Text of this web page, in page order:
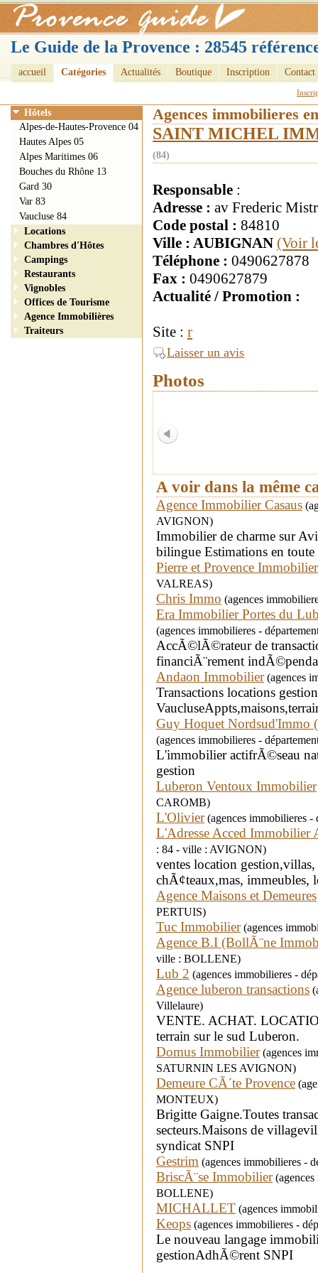
Le Guide de la Provence : 28545
accueil Catégories Actualités Boutique Inscription Contact
Agences immobilieres
SAINT MICHEL
(84)
Responsable :
Adresse : av Frederic
Code postal : 84810
Ville : AUBIGNAN (Voir
Téléphone : 0490627878
Fax : 0490627879
Actualité / Promotion :
Site : r
Laisser un avis
Photos
A voir dans la même
Agence Immobilier Casaus
AVIGNON)
Immobilier de charme sur
bilingue Estimations en
Pierre et Provence Immobilier
VALREAS)
Chris Immo (agences
Era Immobilier Portes du
(agences immobilieres -
AccÃ©lÃ©rateur de
financiÃ¨rement
Andaon Immobilier(agences
Transactions locations
Guy Hoquet
(agences immobilieres -
L'immobilier actifrÃ©seau
gestion
Luberon Ventoux Immobilier
CAROMB)
L'Olivier(agences immobilieres
L'Adresse Acced Immobilier
: 84 - ville : AVIGNON)
ventes location
chÃ¢teaux,mas, immeubles,
Agence Maisons et Demeures
PERTUIS)
Tuc Immobilier(agences
Agence B.I (BollÃ¨ne
ville : BOLLENE)
Lub 2 (agences immobilieres -
Agence luberon transactions
Villelaure)
VENTE. ACHAT.
terrain sur le sud Luberon.
Domus Immobilier(agences
SATURNIN LES AVIGNON)
Demeure CÃ´te Provence
MONTEUX)
Brigitte Gaigne.Toutes
secteurs.Maisons de
syndicat SNPI
Gestrim (agences immobilieres -
BriscÃ¨se Immobilier(agences
BOLLENE)
MICHALLET (agences
Keops (agences immobilieres -
Le nouveau langage
gestionAdhÃ©rent SNPI
Hôtels
Alpes-de-Hautes-Provence 04
Hautes Alpes 05
Alpes Maritimes 06
Bouches du Rhône 13
Gard 30
Var 83
Vaucluse 84
Locations
Chambres d'Hôtes
Campings
Restaurants
Vignobles
Offices de Tourisme
Agence Immobilières
Traiteurs